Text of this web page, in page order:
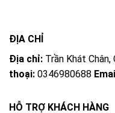
ĐỊA CHỈ
Địa chỉ: Trần Khát Chân,
thoại: 0346980688
HỖ TRỢ KHÁCH HÀNG